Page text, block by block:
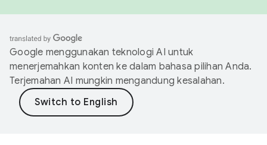
Google menggunakan teknologi AI untuk
menerjemahkan konten ke dalam bahasa pilihan Anda.
Terjemahan AI mungkin mengandung kesalahan.